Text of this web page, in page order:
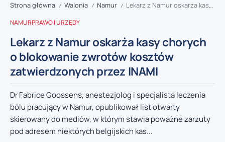
Strona główna / Walonia / Namur / Lekarz z Namur oskarża kasy chorych o blokowanie zwrotów kosztów zatwierdzonych przez INAMI
NAMURPRAWO I URZĘDY
Lekarz z Namur oskarża kasy chorych
o blokowanie zwrotów kosztów
zatwierdzonych przez INAMI
Dr Fabrice Goossens, anestezjolog i specjalista leczenia
bólu pracujący w Namur, opublikował list otwarty
skierowany do mediów, w którym stawia poważne zarzuty
pod adresem niektórych belgijskich kas...